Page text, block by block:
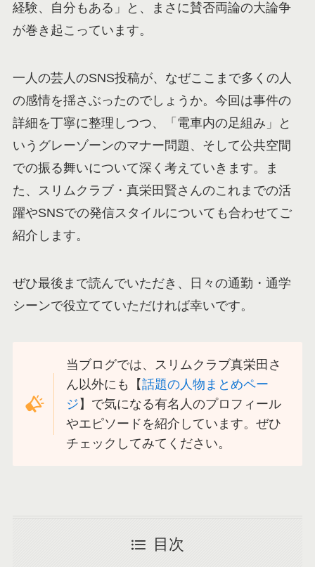
経験、自分もある」と、まさに賛否両論の大論争
が巻き起こっています。
一人の芸人のSNS投稿が、なぜここまで多くの人
の感情を揺さぶったのでしょうか。今回は事件の
詳細を丁寧に整理しつつ、「電車内の足組み」と
いうグレーゾーンのマナー問題、そして公共空間
での振る舞いについて深く考えていきます。ま
た、スリムクラブ・真栄田賢さんのこれまでの活
躍やSNSでの発信スタイルについても合わせてご
紹介します。
ぜひ最後まで読んでいただき、日々の通勤・通学
シーンで役立てていただければ幸いです。
当ブログでは、スリムクラブ真栄田さ
ん以外にも【話題の人物まとめペー
ジ 】で気になる有名人のプロフィール
やエピソードを紹介しています。ぜひ
チェックしてみてください。
目次